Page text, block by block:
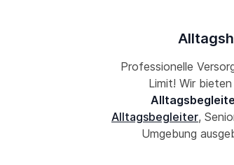
Professionelle
Limit! Wir
Alltagsbegleiter,
Umgebung